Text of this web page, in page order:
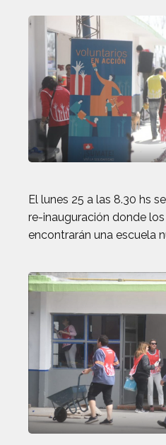
El lunes 25 a las 8.30 hs
re-inauguración donde
encontrarán una escuela